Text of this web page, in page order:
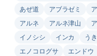
あぜ道
アブラゼミ
アルネ
アルネ津山
イノシシ
インカ う
エノコログサ
エンドウ